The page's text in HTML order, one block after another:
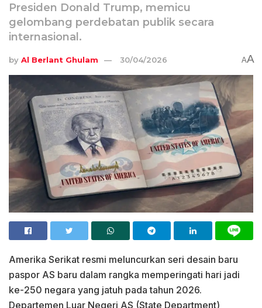
Presiden Donald Trump, memicu
gelombang perdebatan publik secara
internasional.
by Al Berlant Ghulam 30/04/2026 AA
Amerika Serikat resmi meluncurkan seri desain baru
paspor AS baru dalam rangka memperingati hari jadi
ke-250 negara yang jatuh pada tahun 2026.
Departemen Luar Negeri AS (State Department)